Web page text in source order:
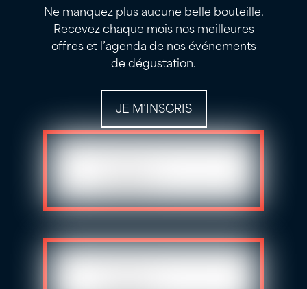
Ne manquez plus aucune belle bouteille.
Recevez chaque mois nos meilleures
offres et l’agenda de nos événements
de dégustation.
JE M’INSCRIS